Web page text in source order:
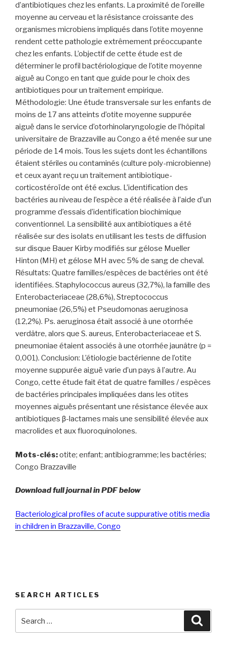
d’antibiotiques chez les enfants. La proximité de l’oreille
moyenne au cerveau et la résistance croissante des
organismes microbiens impliqués dans l’otite moyenne
rendent cette pathologie extrêmement préoccupante
chez les enfants. L’objectif de cette étude est de
déterminer le profil bactériologique de l’otite moyenne
aiguë au Congo en tant que guide pour le choix des
antibiotiques pour un traitement empirique.
Méthodologie: Une étude transversale sur les enfants de
moins de 17 ans atteints d’otite moyenne suppurée
aiguë dans le service d’otorhinolaryngologie de l’hôpital
universitaire de Brazzaville au Congo a été menée sur une
période de 14 mois. Tous les sujets dont les échantillons
étaient stériles ou contaminés (culture poly-microbienne)
et ceux ayant reçu un traitement antibiotique-
corticostéroïde ont été exclus. L’identification des
bactéries au niveau de l’espèce a été réalisée à l’aide d’un
programme d’essais d’identification biochimique
conventionnel. La sensibilité aux antibiotiques a été
réalisée sur des isolats en utilisant les tests de diffusion
sur disque Bauer Kirby modifiés sur gélose Mueller
Hinton (MH) et gélose MH avec 5% de sang de cheval.
Résultats: Quatre familles/espèces de bactéries ont été
identifiées. Staphylococcus aureus (32,7%), la famille des
Enterobacteriaceae (28,6%), Streptococcus
pneumoniae (26,5%) et Pseudomonas aeruginosa
(12,2%). Ps. aeruginosa était associé à une otorrhée
verdâtre, alors que S. aureus, Enterobacteriaceae et S.
pneumoniae étaient associés à une otorrhée jaunâtre (p =
0,001). Conclusion: L’étiologie bactérienne de l’otite
moyenne suppurée aiguë varie d’un pays à l’autre. Au
Congo, cette étude fait état de quatre familles / espèces
de bactéries principales impliquées dans les otites
moyennes aiguës présentant une résistance élevée aux
antibiotiques β-lactames mais une sensibilité élevée aux
macrolides et aux fluoroquinolones.
Mots-clés:otite; enfant; antibiogramme; les bactéries;
Congo Brazzaville
Download full journal in PDF below
Bacteriological profiles of acute suppurative otitis media
in children in Brazzaville, Congo
SEARCH ARTICLES
for: